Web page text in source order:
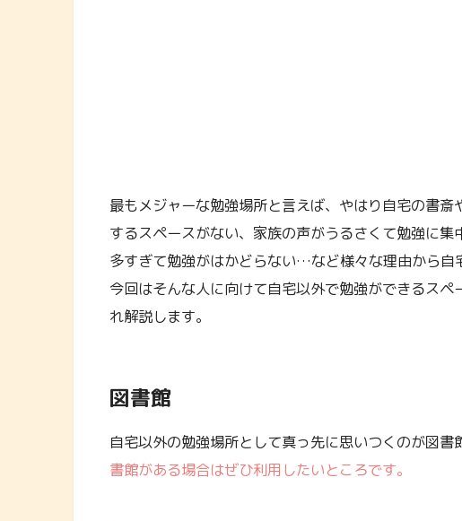
最もメジャーな勉強場所と言えば、やはり自宅の書
するスペースがない、家族の声がうるさくて勉強に
多すぎて勉強がはかどらない…など様々な理由から自
今回はそんな人に向けて自宅以外で勉強ができるス
れ解説します。
図書館
自宅以外の勉強場所として真っ先に思いつくのが図書
書館がある場合はぜひ利用したいところです。